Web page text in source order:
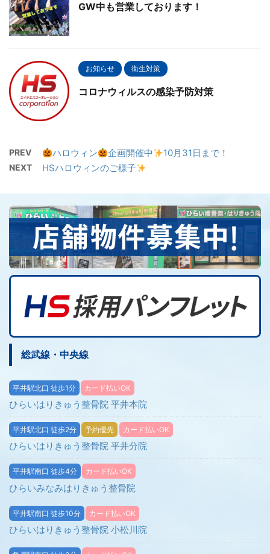
GW中も営業しております！
お知らせ 衛生対策
コロナウィルスの感染予防対策
PREV ハロウィン 企画開催中 10月31日まで！
NEXT HSハロウィンのご様子
総武線・中央線
平井駅北口 徒歩1分 カード払いOK
ひらいはりきゅう整骨院 平井本院
平井駅北口 徒歩2分 予約優先 カード払いOK
ひらいはりきゅう整骨院 平井分院
平井駅南口 徒歩4分 カード払いOK
ひらいみなみはりきゅう整骨院
平井駅南口 徒歩10分 カード払いOK
ひらいはりきゅう整骨院 小松川院